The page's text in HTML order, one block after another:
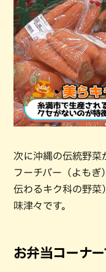
次に沖縄の伝統野菜
フーチバー（よもぎ
伝わるキク科の野菜
味津々です。
お弁当コーナ